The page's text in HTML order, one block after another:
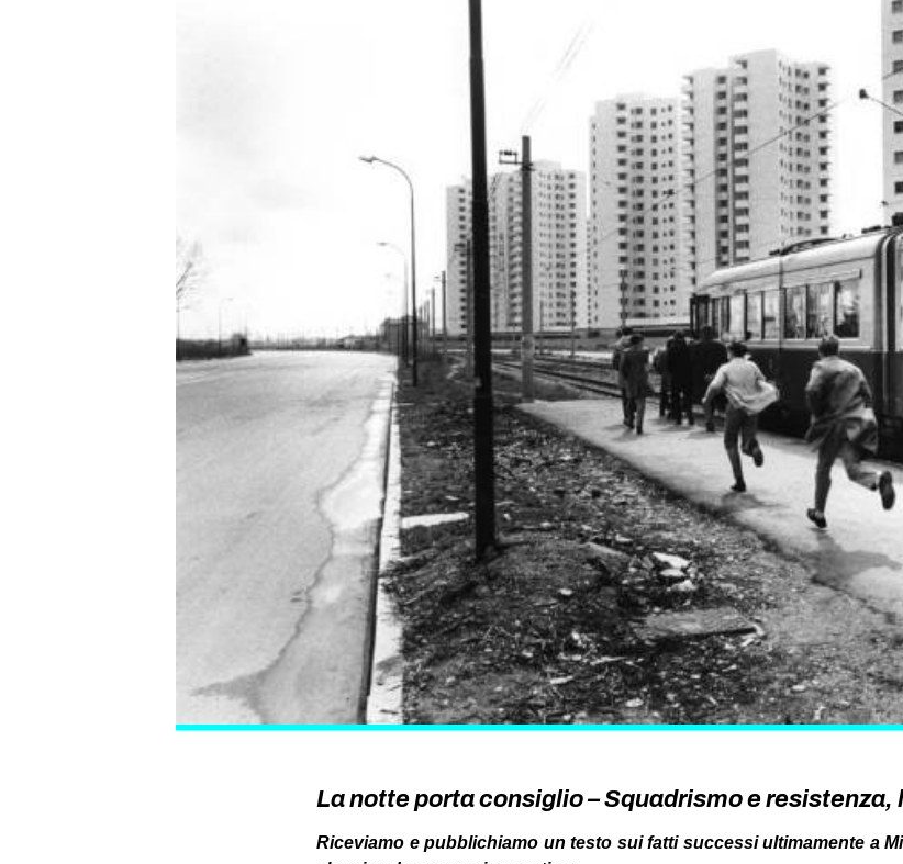
La notte porta consiglio – Squadrismo e resistenza,
Riceviamo e pubblichiamo un testo sui fatti successi ultimamente a